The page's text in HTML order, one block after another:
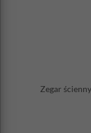
Wydłużony czas
spowodowany jest
Wszystkie zegary
Materiał:
Zasilanie:
Zegar